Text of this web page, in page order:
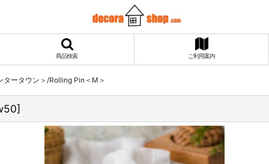
商品検索 ご利用案内
ータウン＞/Rolling Pin＜M＞
]